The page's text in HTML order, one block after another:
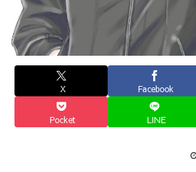
X Facebook
Pocket LINE